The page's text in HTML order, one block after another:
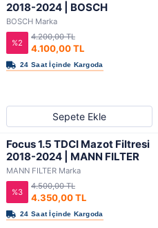
2018-2024 | BOSCH
BOSCH Marka
%2 4.100,00 TL
4.200,00 TL
Sepete Ekle
Focus 1.5 TDCI Mazot Filtresi
2018-2024 | MANN FILTER
MANN FILTER Marka
%3 4.350,00 TL
4.500,00 TL